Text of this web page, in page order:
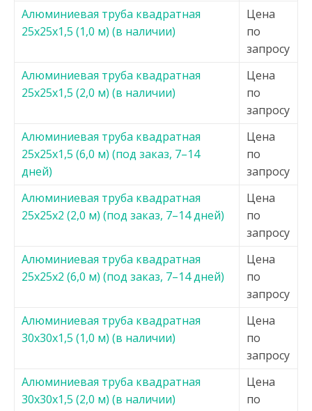
Алюминиевая труба квадратная
25х25х1,5 (1,0 м) (в наличии)
Цена
по
запросу
Алюминиевая труба квадратная
25х25х1,5 (2,0 м) (в наличии)
Цена
по
запросу
Алюминиевая труба квадратная
25х25х1,5 (6,0 м) (под заказ, 7–14
дней)
Цена
по
запросу
Алюминиевая труба квадратная
25х25х2 (2,0 м) (под заказ, 7–14 дней)
Цена
по
запросу
Алюминиевая труба квадратная
25х25х2 (6,0 м) (под заказ, 7–14 дней)
Цена
по
запросу
Алюминиевая труба квадратная
30х30х1,5 (1,0 м) (в наличии)
Цена
по
запросу
Алюминиевая труба квадратная
30х30х1,5 (2,0 м) (в наличии)
Цена
по